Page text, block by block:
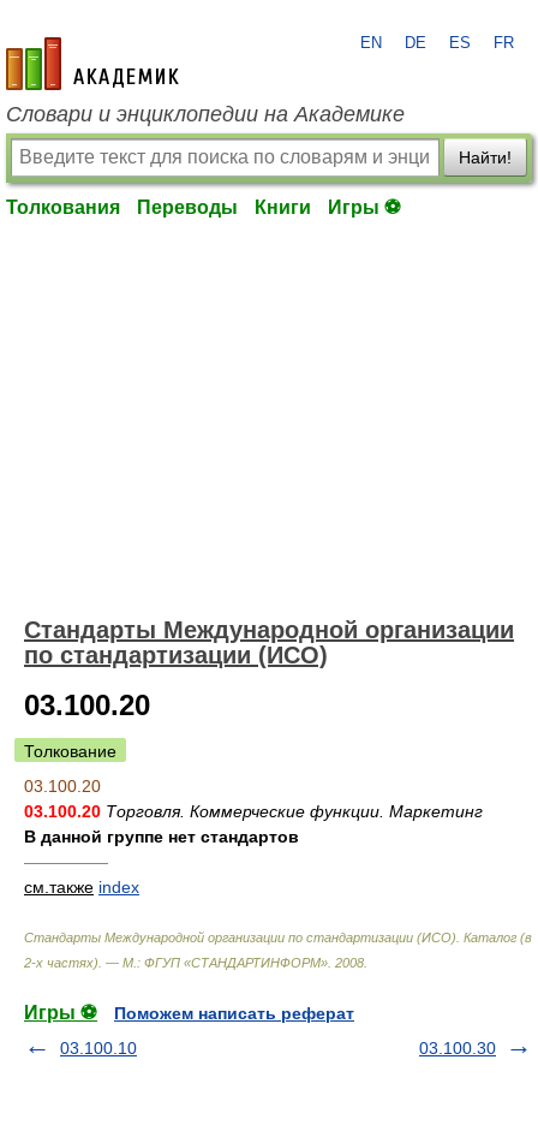
academic.ru
EN DE ES FR
Словари и энциклопедии на Академике
Найти!
Толкования Переводы Книги Игры ⚽
Стандарты Международной организации
по стандартизации (ИСО)
03.100.20
Толкование
03.100.20
03.100.20 Торговля. Коммерческие функции. Маркетинг
В данной группе нет стандартов
—————
см.также index
Стандарты Международной организации по стандартизации (ИСО). Каталог (в
2-х частях). — М.: ФГУП «СТАНДАРТИНФОРМ» 2008
Игры ⚽
Поможем написать реферат
03.100.10
03.100.30